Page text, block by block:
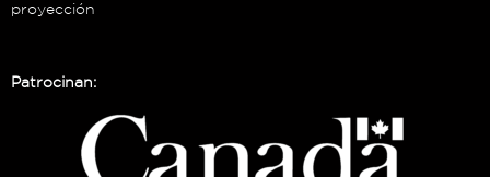
proyección
Patrocinan: